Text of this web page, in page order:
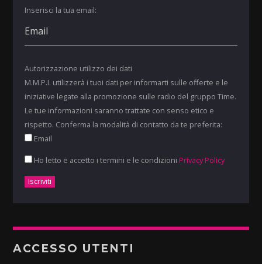
Inserisci la tua email:
Autorizzazione utilizzo dei dati
M.M.P.I. utilizzerà i tuoi dati per informarti sulle offerte e le
iniziative legate alla promozione sulle radio del gruppo Time.
Le tue informazioni saranno trattate con senso etico e
rispetto. Conferma la modalità di contatto da te preferita:
Email
Ho letto e accetto i termini e le condizioni Privacy Policy
ACCESSO UTENTI